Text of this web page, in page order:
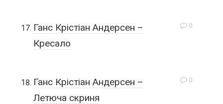
0
Ганс Крістіан Андерсен –
Кресало
0
Ганс Крістіан Андерсен –
Летюча скриня